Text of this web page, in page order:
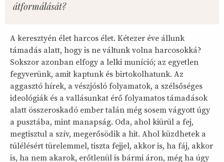
átformálását?
A keresztyén élet harcos élet. Kétezer éve állunk
támadás alatt, hogy is ne váltunk volna harcosokká?
Sokszor azonban elfogy a lelki muníció; az egyetlen
fegyverünk, amit kaptunk és birtokolhatunk. Az
aggasztó hírek, a vészjósló folyamatok, a szélsőséges
ideológiák és a vallásunkat érő folyamatos támadások
alatt összeroskadó ember talán még sosem vágyott úgy
a pusztába, mint manapság. Oda, ahol kiürül a fej,
megtisztul a szív, megerősödik a hit. Ahol küzdhetek a
túlélésért türelemmel, tiszta fejjel, akkor is, ha fáj, akkor
is, ha nem akarok, erőtlenül is bármi áron, még ha úgy